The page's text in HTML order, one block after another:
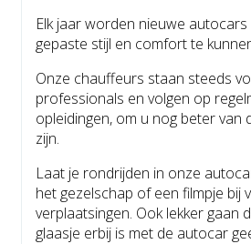
Elk jaar worden nieuwe
gepaste stijl en comfort te
Onze chauffeurs staan steeds
professionals en volgen op
opleidingen, om u nog beter van
zijn.
Laat je rondrijden in onze
het gezelschap of een filmpje bij
verplaatsingen. Ook lekker gaan
glaasje erbij is met de autocar